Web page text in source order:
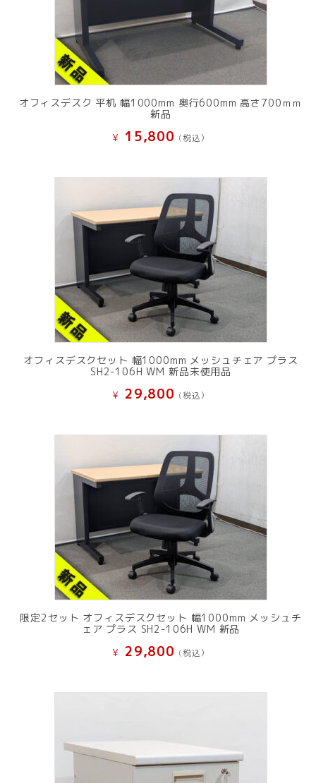
オフィスデスク 平机 幅1000mm 奥行600mm 高さ700ｍｍ
新品
¥ 15,800 (税込）
オフィスデスクセット 幅1000mm メッシュチェア プラス
SH2-106H WM 新品未使用品
¥ 29,800 (税込）
限定2セット オフィスデスクセット 幅1000mm メッシュチ
ェア プラス SH2-106H WM 新品
¥ 29,800 (税込）